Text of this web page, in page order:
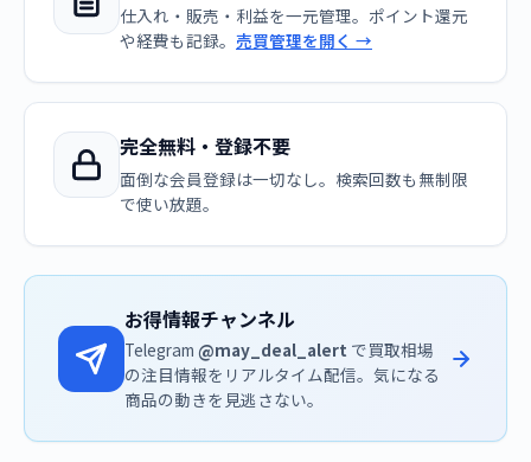
仕入れ・販売・利益を一元管理。ポイント還元
や経費も記録。 売買管理を開く →
完全無料・登録不要
面倒な会員登録は一切なし。検索回数も無制限
で使い放題。
お得情報チャンネル
Telegram @may_deal_alert で買取相場
の注目情報をリアルタイム配信。気になる
商品の動きを見逃さない。